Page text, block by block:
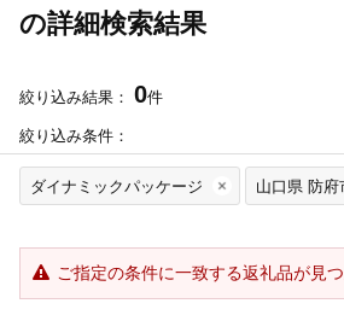
の詳細検索結果
絞り込み結果： 0件
絞り込み条件：
ダイナミックパッケージ 山口県 防府
ご指定の条件に一致する返礼品が見